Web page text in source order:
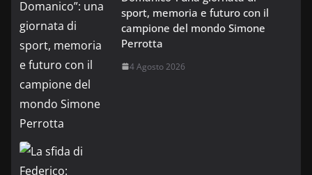
sport, memoria e futuro con il
campione del mondo Simone
Perrotta
4 Agosto 2026